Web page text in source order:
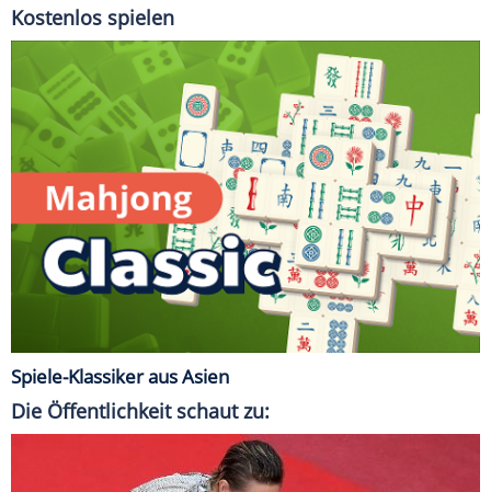
Kostenlos spielen
Spiele-Klassiker aus Asien
Die Öffentlichkeit schaut zu: